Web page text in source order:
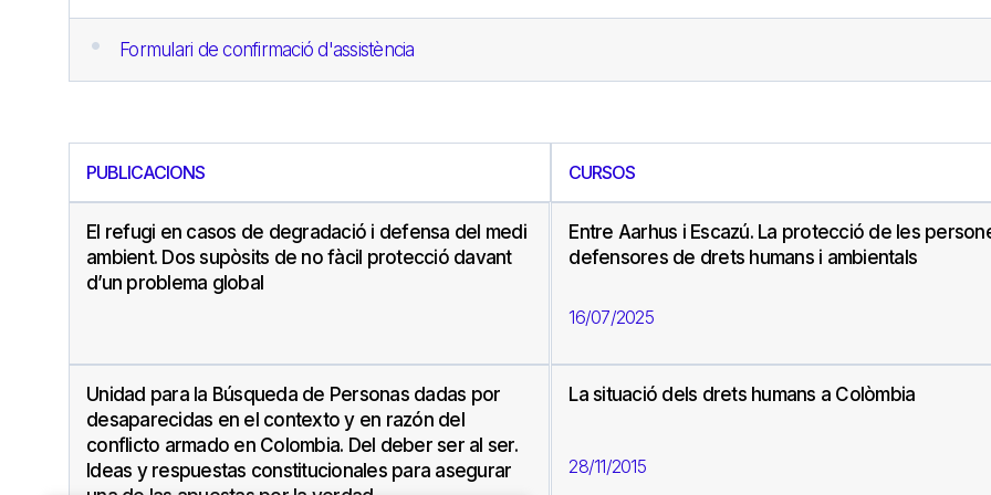
Formulari de confirmació d'assistència
PUBLICACIONS
El refugi en casos de degradació i defensa del medi
ambient. Dos supòsits de no fàcil protecció davant
d’un problema global
Unidad para la Búsqueda de Personas dadas por
desaparecidas en el contexto y en razón del
conflicto armado en Colombia. Del deber ser al ser.
Ideas y respuestas constitucionales para asegurar
CURSOS
Entre Aarhus i Escazú. La protecció de les
defensores de drets humans i ambientals
16/07/2025
La situació dels drets humans a Colòmbia
28/11/2015